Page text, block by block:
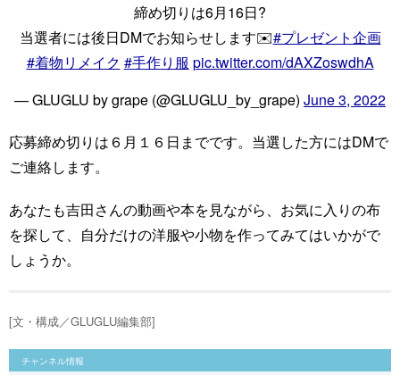
締め切りは6月16日?️
当選者には後日DMでお知らせします✉️#プレゼント企画
#着物リメイク #手作り服 pic.twitter.com/dAXZoswdhA
— GLUGLU by grape (@GLUGLU_by_grape) June 3, 2022
応募締め切りは６月１６日までです。当選した方にはDMで
ご連絡します。
あなたも吉田さんの動画や本を見ながら、お気に入りの布
を探して、自分だけの洋服や小物を作ってみてはいかがで
しょうか。
[文・構成／GLUGLU編集部]
チャンネル情報